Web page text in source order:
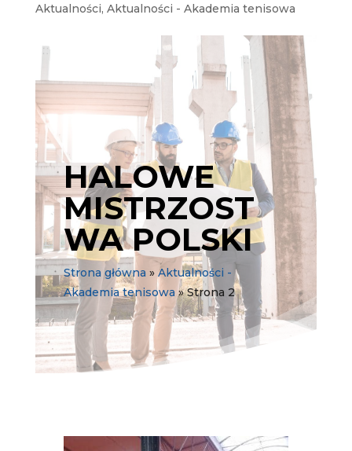
Aktualności, Aktualności - Akademia tenisowa
HALOWE
MISTRZOST
WA POLSKI
Strona główna » Aktualności -
Akademia tenisowa»Strona 2